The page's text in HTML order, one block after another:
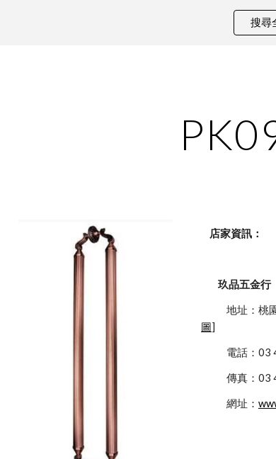
搜尋
    店家資訊：
玖品五金行
圖]
傳
            網址：